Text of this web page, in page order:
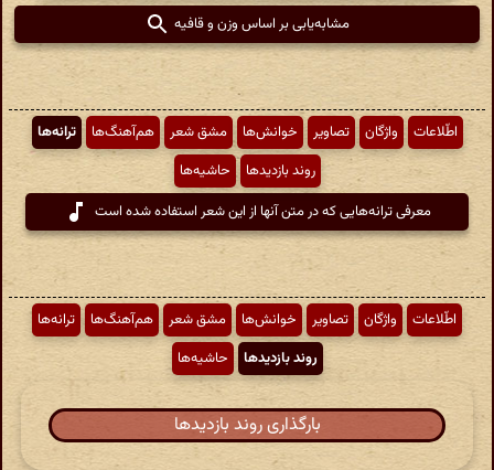
مشابه‌یابی بر اساس وزن و قافیه
اطّلاعات واژگان تصاویر خوانش‌ها مشق شعر هم‌آهنگ‌ها
ترانه‌ها
روند بازدیدها
حاشیه‌ها
معرفی ترانه‌هایی که در متن آنها از این شعر استفاده شده است
اطّلاعات واژگان تصاویر خوانش‌ها مشق شعر هم‌آهنگ‌ها
ترانه‌ها
روند بازدیدها
حاشیه‌ها
بارگذاری روند بازدیدها